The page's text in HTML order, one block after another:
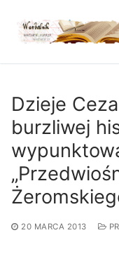
treści
Dzieje
burzliwej
20 MARCA 2013